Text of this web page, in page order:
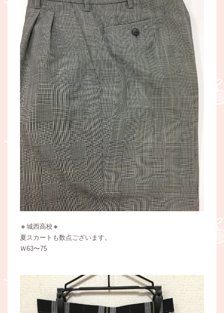
🔸城西高校🔸
夏スカートも数点ございます。
Ｗ63〜75